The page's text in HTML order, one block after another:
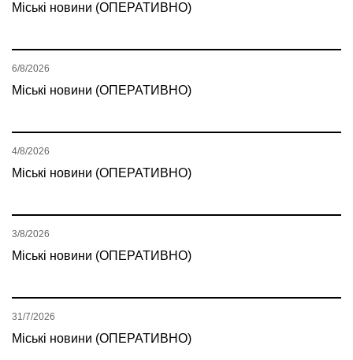
Міські новини (ОПЕРАТИВНО)
Міські новини (ОПЕРАТИВНО)
6/8/2026
Міські новини (ОПЕРАТИВНО)
4/8/2026
Міські новини (ОПЕРАТИВНО)
3/8/2026
Міські новини (ОПЕРАТИВНО)
31/7/2026